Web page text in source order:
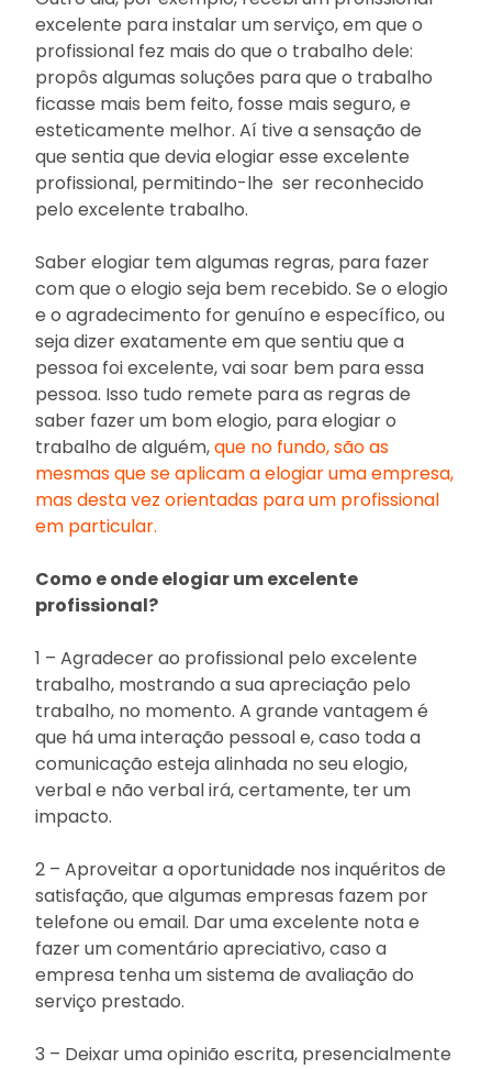
excelente para instalar um serviço, em que o
profissional fez mais do que o trabalho dele:
propôs algumas soluções para que o trabalho
ficasse mais bem feito, fosse mais seguro, e
esteticamente melhor. Aí tive a sensação de
que sentia que devia elogiar esse excelente
profissional, permitindo-lhe ser reconhecido
pelo excelente trabalho.
Saber elogiar tem algumas regras, para fazer
com que o elogio seja bem recebido. Se o elogio
e o agradecimento for genuíno e específico, ou
seja dizer exatamente em que sentiu que a
pessoa foi excelente, vai soar bem para essa
pessoa. Isso tudo remete para as regras de
saber fazer um bom elogio, para elogiar o
trabalho de alguém,que no fundo, são as
mesmas que se aplicam a elogiar uma empresa,
mas desta vez orientadas para um profissional
em particular.
Como e onde elogiar um excelente
profissional?
1 – Agradecer ao profissional pelo excelente
trabalho, mostrando a sua apreciação pelo
trabalho, no momento. A grande vantagem é
que há uma interação pessoal e, caso toda a
comunicação esteja alinhada no seu elogio,
verbal e não verbal irá, certamente, ter um
impacto.
2 – Aproveitar a oportunidade nos inquéritos de
satisfação, que algumas empresas fazem por
telefone ou email. Dar uma excelente nota e
fazer um comentário apreciativo, caso a
empresa tenha um sistema de avaliação do
serviço prestado.
3 – Deixar uma opinião escrita, presencialmente